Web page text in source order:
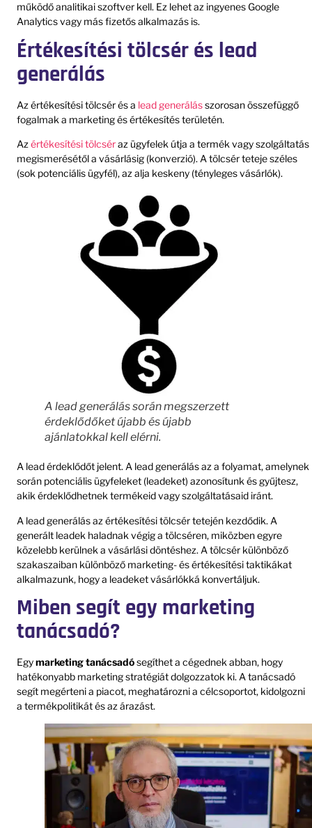
működő analitikai szoftver kell. Ez lehet az ingyenes Google
Analytics vagy más fizetős alkalmazás is.
Értékesítési tölcsér és lead
generálás
Az értékesítési tölcsér és a lead generálásszorosan összefüggő
fogalmak a marketing és értékesítés területén.
Az értékesítési tölcséraz ügyfelek útja a termék vagy szolgáltatás
megismerésétől a vásárlásig (konverzió). A tölcsér teteje széles
(sok potenciális ügyfél), az alja keskeny (tényleges vásárlók).
A lead generálás során megszerzett
érdeklődőket újabb és újabb
ajánlatokkal kell elérni.
A lead érdeklődőt jelent. A lead generálás az a folyamat, amelynek
során potenciális ügyfeleket (leadeket) azonosítunk és gyűjtesz,
akik érdeklődhetnek termékeid vagy szolgáltatásaid iránt.
A lead generálás az értékesítési tölcsér tetején kezdődik. A
generált leadek haladnak végig a tölcséren, miközben egyre
közelebb kerülnek a vásárlási döntéshez. A tölcsér különböző
szakaszaiban különböző marketing- és értékesítési taktikákat
alkalmazunk, hogy a leadeket vásárlókká konvertáljuk.
Miben segít egy marketing
tanácsadó?
Egymarketing tanácsadósegíthet a cégednek abban, hogy
hatékonyabb marketing stratégiát dolgozzatok ki. A tanácsadó
segít megérteni a piacot, meghatározni a célcsoportot, kidolgozni
a termékpolitikát és az árazást.